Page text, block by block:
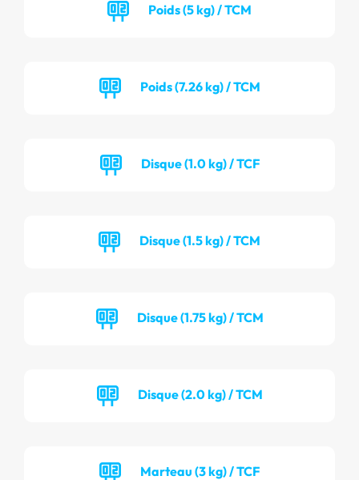
Poids (5 kg) / TCM
Poids (7.26 kg) / TCM
Disque (1.0 kg) / TCF
Disque (1.5 kg) / TCM
Disque (1.75 kg) / TCM
Disque (2.0 kg) / TCM
Marteau (3 kg) / TCF